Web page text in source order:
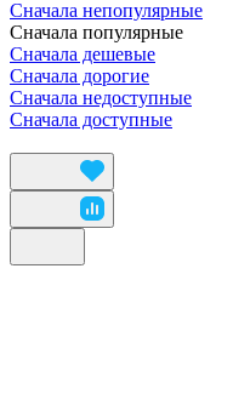
Сначала непопулярные
Сначала популярные
Сначала дешевые
Сначала дорогие
Сначала недоступные
Сначала доступные